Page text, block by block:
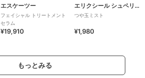
エスケーツー
フェイシャル トリートメント
セラム
¥19,910
エリクシール シュペリエル
つや玉ミスト
¥1,980
もっとみる